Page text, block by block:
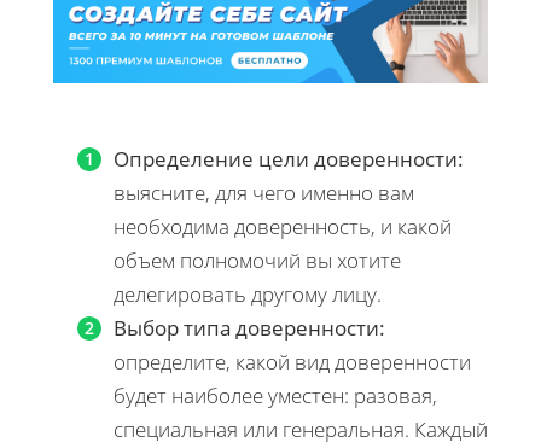
Определение цели доверенности:
выясните, для чего именно вам
необходима доверенность, и какой
объем полномочий вы хотите
делегировать другому лицу.
Выбор типа доверенности:
определите, какой вид доверенности
будет наиболее уместен: разовая,
специальная или генеральная. Каждый